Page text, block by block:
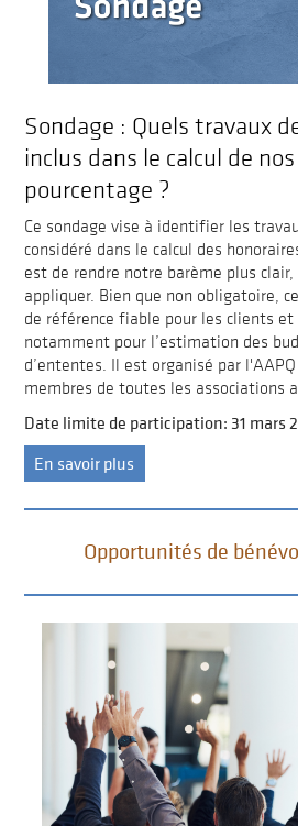
Sondage : Quels travaux
inclus dans le calcul de
pourcentage ?
Ce sondage vise à identifier les
considéré dans le calcul des
est de rendre notre barème plus
appliquer. Bien que non obligatoire,
de référence fiable pour les clients et
notamment pour l’estimation des
d’ententes. Il est organisé par
membres de toutes les associations
Date limite de participation: 31 mars
En savoir plus
Opportunités de